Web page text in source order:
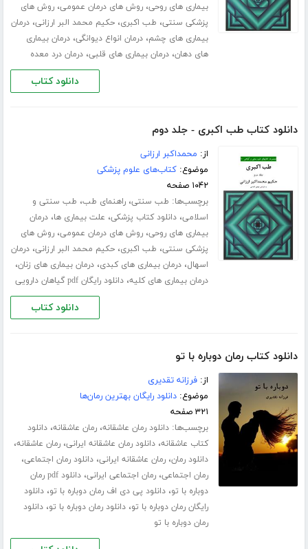
بیماری های روحی،روش های درمان عمومی،روش های
پزشکی سنتی، طب اکبری،حکیم محمد البر ارزانی،درمان
بیماری های چشم،درمان انواع دیوانگی،درمان بیماری
های دهان،درمان بیماری های قلبی،درمان درد معده
دانلود کتاب
دانلود کتاب طب اکبری - جلد دوم
از: محمداکبر ارزانی
موضوع:کتاب‌های علوم پزشکی
۱۰۴۲ صفحه
برچسب‌ها: طب سنتی،راهنمای طب، طب سنتی و
اسلامی،دانلود کتاب پزشکی، علت بیماری ها،درمان
بیماری های روحی،روش های درمان عمومی،روش های
پزشکی سنتی، طب اکبری،حکیم محمد البر ارزانی،درمان
اسهال،درمان بیماری های کبدی،درمان بیماری های زنان،
درمان بیماری های کلیه،دانلود رایگان pdf گیاهان دارویی
دانلود کتاب
دانلود کتاب رمان دوباره با تو
از:فرزانه تقدیری
موضوع:دانلود رایگان بهترین رمان‌ها
۳۲۱ صفحه
برچسب‌ها:دانلود رمان عاشقانه،رمان عاشقانه،دانلود
کتاب عاشقانه،دانلود رمان عاشقانه ایرانی،رمان عاشقانه،
دانلود رمان،رمان عاشقانه ایرانی،دانلود رمان اجتماعی،
رمان اجتماعی،رمان اجتماعی ایرانی،
دانلود pdf رمان
دوباره با تو،دانلود پی دی اف رمان دوباره با تو،دانلود
رایگان رمان دوباره با تو،دانلود رمان دوباره با تو،دانلود
رمان دوباره با تو